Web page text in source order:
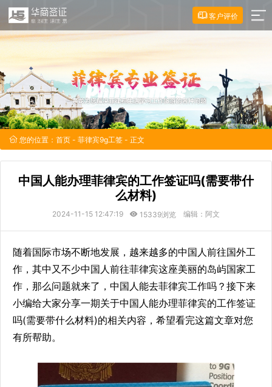
客户评价
您的位置： 首页 - 菲律宾9g工签 - 正文
中国人能办理菲律宾的工作签证吗(需要带什
么材料)
2024-11-15 12:47:19 15339浏览 编辑：阿文
随着国际市场不断地发展，越来越多的中国人前往国外工
作，其中又不少中国人前往菲律宾这座美丽的岛屿国家工
作，那么问题就来了，中国人能去菲律宾工作吗？接下来
小编给大家分享一期关于中国人能办理菲律宾的工作签证
吗(需要带什么材料)的相关内容，希望看完这篇文章对您
有所帮助。